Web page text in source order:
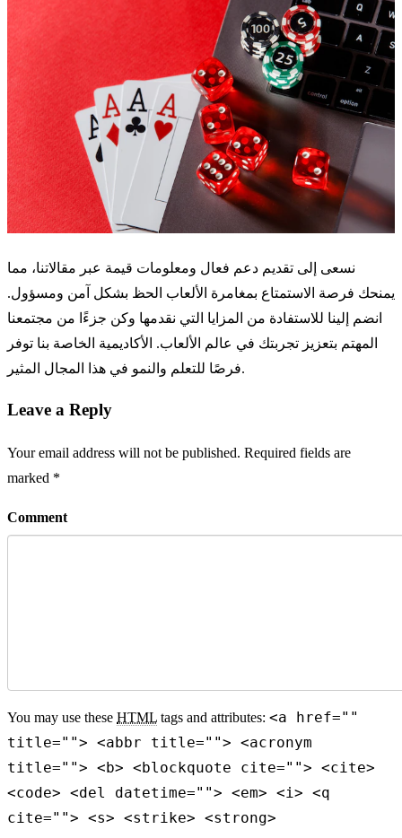
نسعى إلى تقديم دعم فعال ومعلومات قيمة عبر مقالاتنا، مما
يمنحك فرصة الاستمتاع بمغامرة الألعاب الحظ بشكل آمن ومسؤول.
انضم إلينا للاستفادة من المزايا التي نقدمها وكن جزءًا من مجتمعنا
المهتم بتعزيز تجربتك في عالم الألعاب. الأكاديمية الخاصة بنا توفر
فرصًا للتعلم والنمو في هذا المجال المثير.
Leave a Reply
Your email address will not be published. Required fields are
marked *
Comment
You may use these HTML tags and attributes: <a href=""
title=""> <abbr title=""> <acronym
title=""> <b> <blockquote cite=""> <cite>
<code> <del datetime=""> <em> <i> <q
cite=""> <s> <strike> <strong>